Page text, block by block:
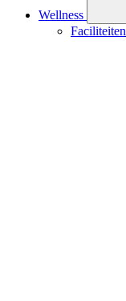
Wellness
Faciliteiten